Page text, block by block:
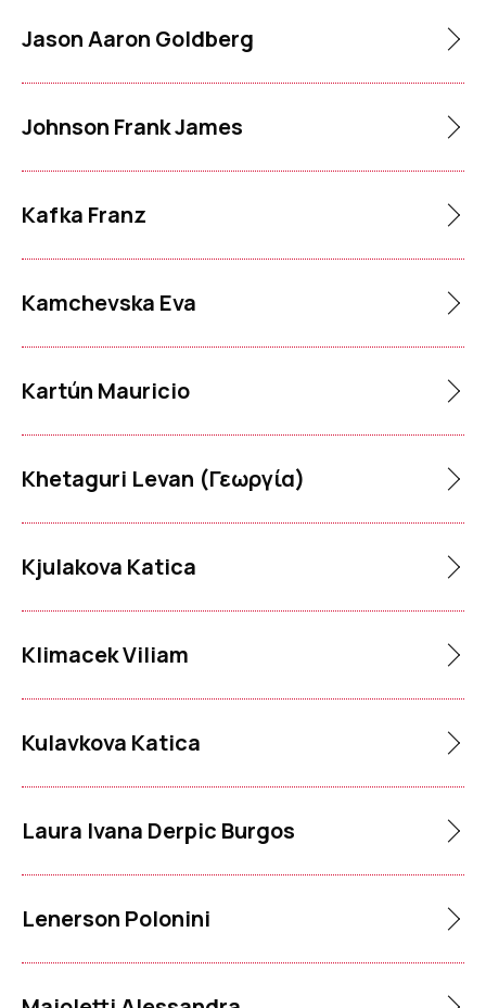
Jason Aaron Goldberg
Johnson Frank James
Kafka Franz
Kamchevska Eva
Kartún Mauricio
Khetaguri Levan (Γεωργία)
Kjulakova Katica
Klimacek Viliam
Kulavkova Katica
Laura Ivana Derpic Burgos
Lenerson Polonini